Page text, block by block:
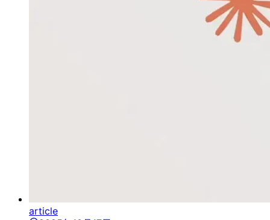
article